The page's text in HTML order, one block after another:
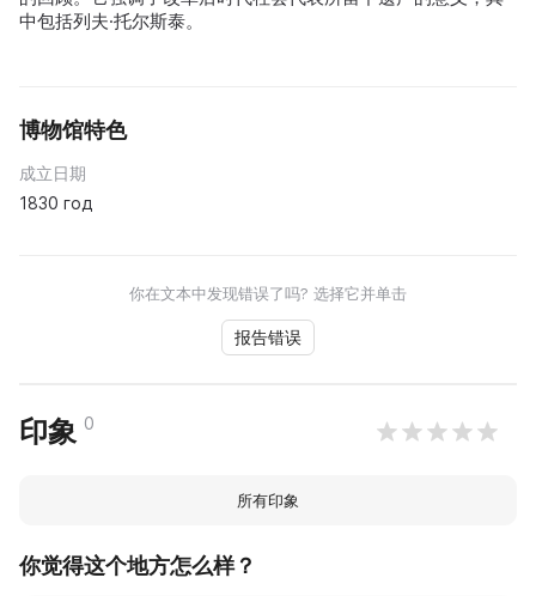
中包括列夫·托尔斯泰。
博物馆特色
成立日期
1830 год
你在文本中发现错误了吗? 选择它并单击
报告错误
印象 0
所有印象
你觉得这个地方怎么样？